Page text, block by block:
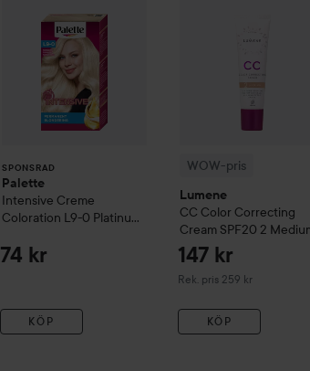
SPONSRAD
Palette
Intensive Creme
Coloration L9-0 Platinum
74 kr
KÖP
WOW-pris
Lumene
CC Color Correcting
Cream SPF20 2
147 kr
Rek. pris 259 kr
Rekommenderat pris 259 kr
KÖP